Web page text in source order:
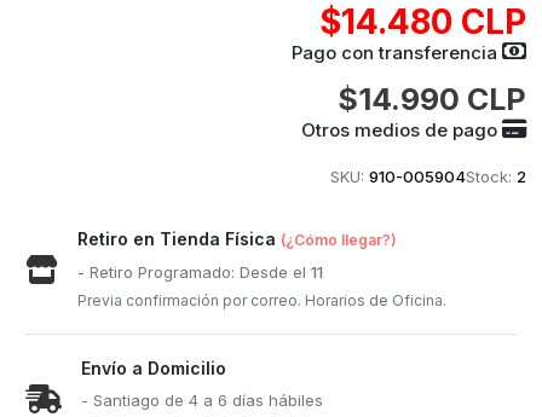
$14.480 CLP
Pago con transferencia
$14.990 CLP
Otros medios de pago
SKU: 910-005904Stock: 2
Retiro en Tienda Física (¿Cómo llegar?)
- Retiro Programado: Desde el11
Previa confirmación por correo. Horarios de Oficina.
Envío a Domicilio
- Santiago de 4 a 6 días hábiles